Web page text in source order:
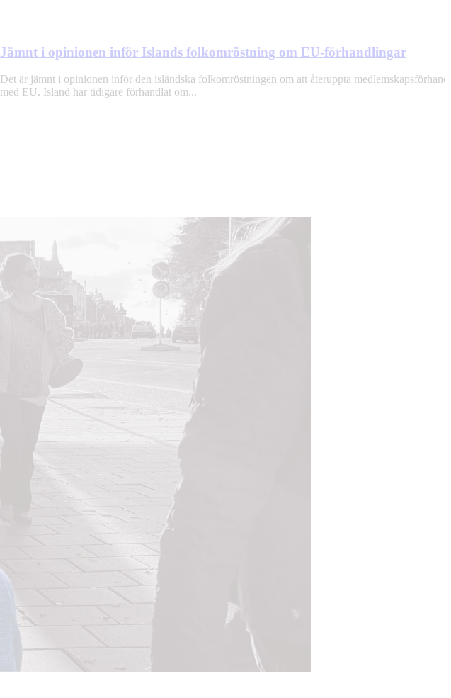
Jämnt i opinionen inför Islands folkomröstning om EU-förhandlingar
Det är jämnt i opinionen inför den isländska folkomröstningen om att återuppta
med EU. Island har tidigare förhandlat om...